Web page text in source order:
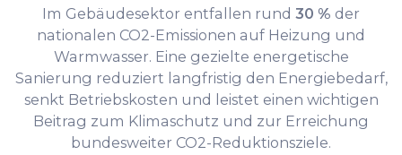
Im Gebäudesektor entfallen rund 30 % der
nationalen CO2-Emissionen auf Heizung und
Warmwasser. Eine gezielte energetische
Sanierung reduziert langfristig den Energiebedarf,
senkt Betriebskosten und leistet einen wichtigen
Beitrag zum Klimaschutz und zur Erreichung
bundesweiter CO2-Reduktionsziele.